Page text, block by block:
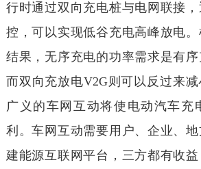
行时通过双向充电桩与电网联接
控，可以实现低谷充电高峰放电。
结果，无序充电的功率需求是有序
而双向充放电V2G则可以反过来减
广义的车网互动将使电动汽车充
利。车网互动需要用户、企业、
建能源互联网平台，三方都有收